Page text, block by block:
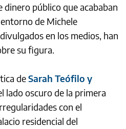
dinero público que acababan
de Michele
en los medios, han
su figura.
deSarah Teófilo y
lado oscuro de la primera
con el
residencial del